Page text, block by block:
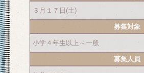
３月１７日(土)
募集対象
小学４年生以上～一般
募集人員